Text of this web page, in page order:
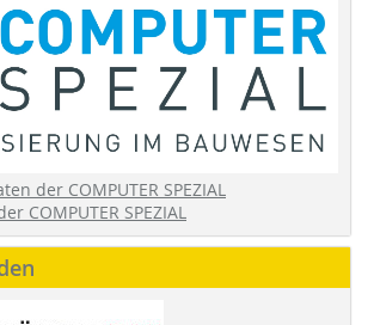
der COMPUTER SPEZIAL
COMPUTER SPEZIAL